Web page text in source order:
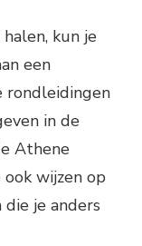
kun je
een
rondleidingen
in de
Athene
wijzen op
je anders